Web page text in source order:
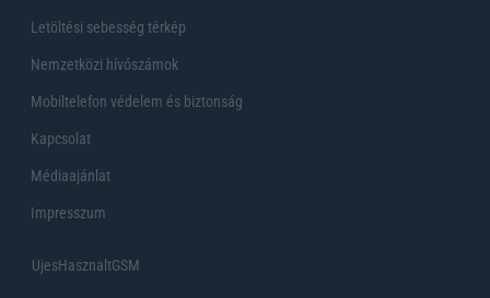
Letöltési sebesség térkép
Nemzetközi hívószámok
Mobiltelefon védelem és biztonság
Kapcsolat
Médiaajánlat
Impresszum
UjesHasznaltGSM